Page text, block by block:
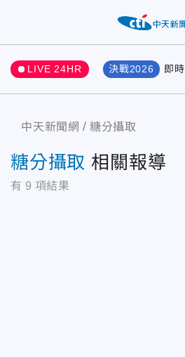
LIVE 24HR 決戰2026 即時
中天新聞網 糖分攝取
糖分攝取 相關報導
有 9 項結果